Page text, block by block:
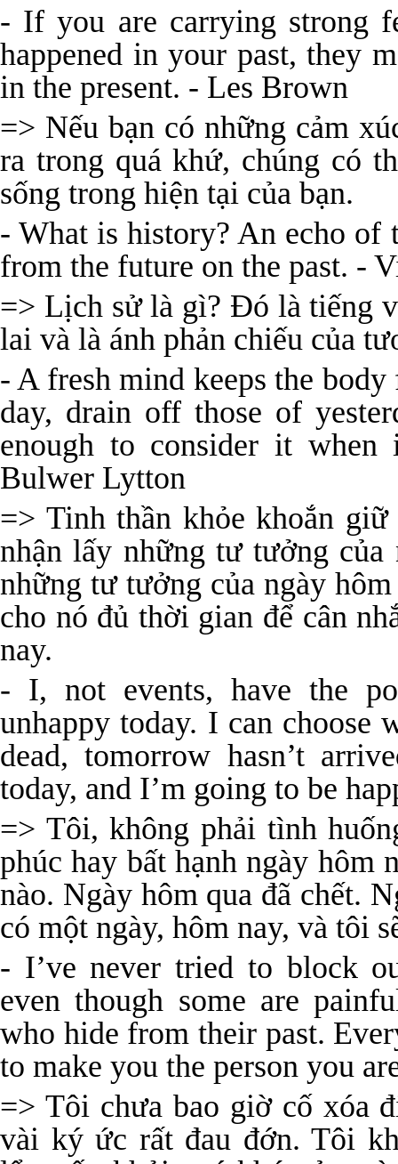
- If you are carrying strong
happened in your past, they
in the present. - Les Brown
=> Nếu bạn có những cảm
ra trong quá khứ, chúng có
sống trong hiện tại của bạn.
- What is history? An echo of
from the future on the past. -
=> Lịch sử là gì? Đó là tiếng
lai và là ánh phản chiếu của
- A fresh mind keeps the
day, drain off those of
enough to consider it when
Bulwer Lytton
=> Tinh thần khỏe khoắn
nhận lấy những tư tưởng
những tư tưởng của ngày
cho nó đủ thời gian để cân
nay.
- I, not events, have the
unhappy today. I can choose
dead, tomorrow hasn’t
today, and I’m going to be
=> Tôi, không phải tình
phúc hay bất hạnh ngày hôm
nào. Ngày hôm qua đã chết.
có một ngày, hôm nay, và tôi
- I’ve never tried to block
even though some are
who hide from their past.
to make you the person you
=> Tôi chưa bao giờ cố xóa
vài ký ức rất đau đớn. Tôi